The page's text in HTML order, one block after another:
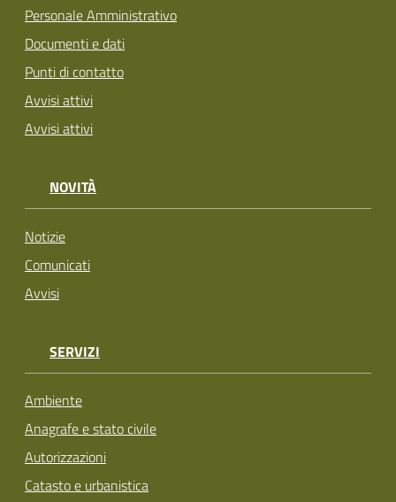
Personale Amministrativo
Documenti e dati
Punti di contatto
Avvisi attivi
Avvisi attivi
NOVITÀ
Notizie
Comunicati
Avvisi
SERVIZI
Ambiente
Anagrafe e stato civile
Autorizzazioni
Catasto e urbanistica